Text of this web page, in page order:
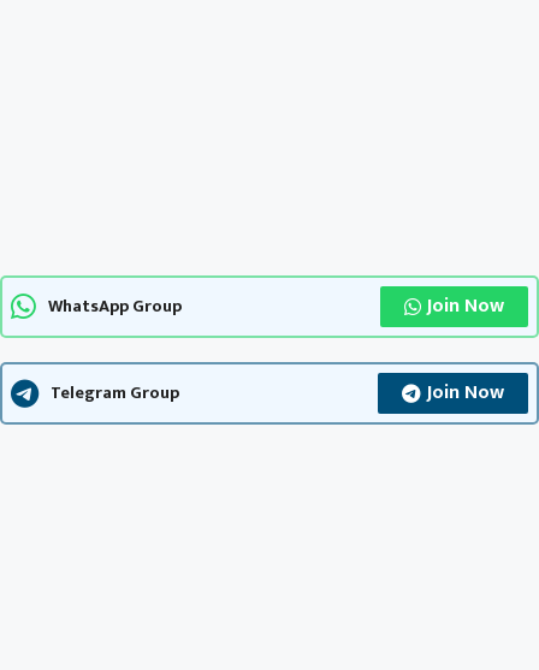
WhatsApp Group Join Now
Telegram Group Join Now